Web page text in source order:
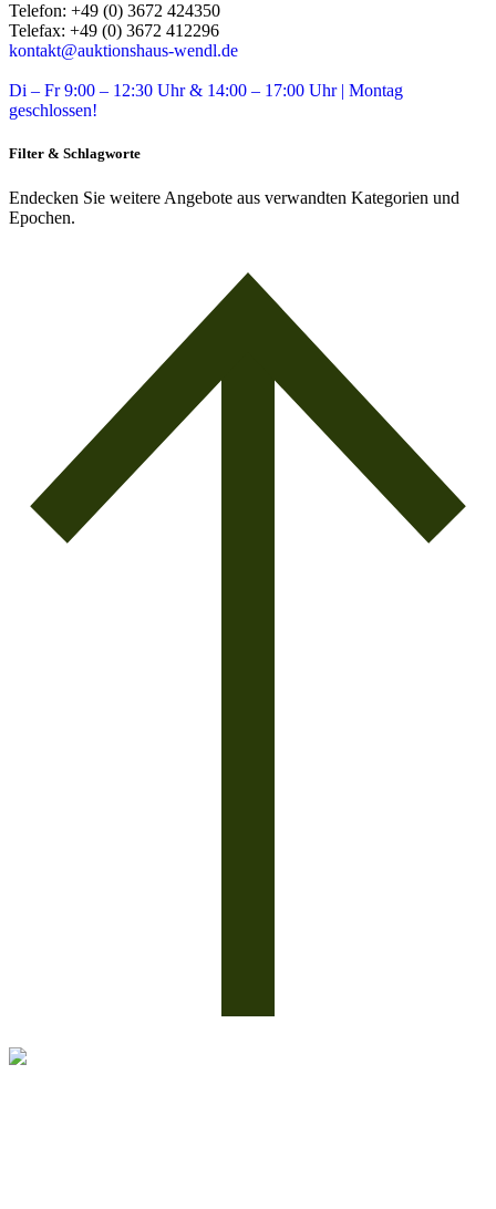
Telefon: +49 (0) 3672 424350
Telefax: +49 (0) 3672 412296
kontakt@auktionshaus-wendl.de
Di – Fr 9:00 – 12:30 Uhr & 14:00 – 17:00 Uhr | Montag
geschlossen!
Filter & Schlagworte
Endecken Sie weitere Angebote aus verwandten Kategorien und
Epochen.